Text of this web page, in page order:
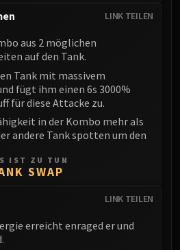
Champions
Anub'Arak
ULDUAR
Leviathan
Ignis
Razorscale
XT-002
of Iron
Kologarn
Freya
LINK TEILEN
aus 2 möglichen
auf den Tank.
Tank mit massivem
fügt ihm einen 6s 3000%
für diese Attacke zu.
in der Kombo mehr als
andere Tank spotten um den
IST ZU TUN
SWAP
LINK TEILEN
erreicht enraged er und